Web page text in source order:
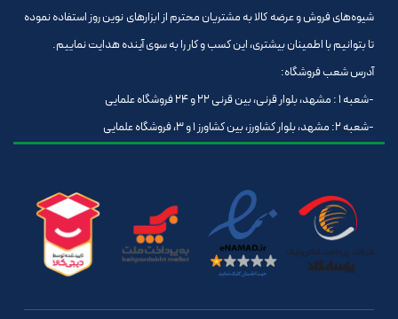
شیوه‌های فروش و عرضه کالا به مشتریان محترم از ابزارهای نوین روز استفاده نموده
تا بتوانیم با اطمینان بیشتری، این کسب و کار را به سوی آینده هدایت نماییم.
آدرس شعب فروشگاه:
-شعبه 1 : مشهد، بلوار قرنی، بین قرنی 22 و 24 فروشگاه علمایی
-شعبه 2: مشهد، بلوار کشاورز، بین کشاورز 1 و 3، فروشگاه علمایی